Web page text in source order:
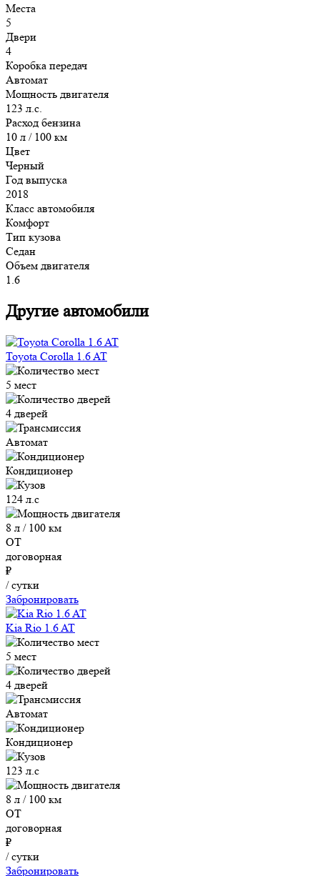
Места
5
Двери
4
Коробка передач
Автомат
Мощность двигателя
123 л.с.
Расход бензина
10 л / 100 км
Цвет
Черный
Год выпуска
2018
Класс автомобиля
Комфорт
Тип кузова
Седан
Объем двигателя
1.6
Другие автомобили
Toyota Corolla 1.6 AT
5 мест
4 дверей
Автомат
Кондиционер
124 л.с
8 л / 100 км
ОТ
договорная
₽
/ сутки
Забронировать
Kia Rio 1.6 AT
5 мест
4 дверей
Автомат
Кондиционер
123 л.с
8 л / 100 км
ОТ
договорная
₽
/ сутки
Забронировать